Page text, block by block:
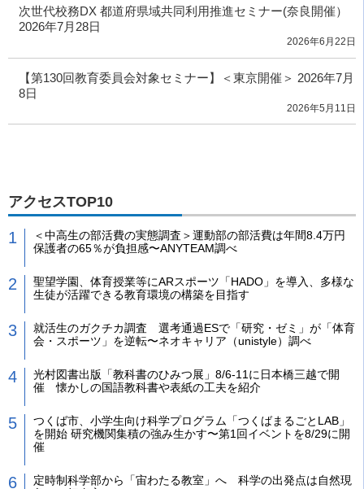
次世代校務DX 都道府県域共同利用推進セミナー(奈良開催）
2026年7月28日
2026年6月22日
【第130回教育委員会対象セミナー】＜東京開催＞ 2026年7月
8日
2026年5月11日
アクセスTOP10
＜中高生の部活費の実態調査＞運動部の部活費は年間8.4万円
保護者の65％が負担感〜ANYTEAM調べ
聖望学園、体育授業等にARスポーツ「HADO」を導入、多様な
生徒が活躍できる教育環境の構築を目指す
就活生のガクチカ調査 選考通過ESで「研究・ゼミ」が「体育
会・スポーツ」を逆転〜ネオキャリア（unistyle）調べ
光村図書出版「教科書のひみつ展」8/6-11に日本橋三越で開
催 懐かしの国語教科書や表紙の工夫を紹介
つくば市、小学生向け科学プログラム「つくばまるごとLAB」
を開始 研究機関集積の強み生かす〜第1回イベントを8/29に開
催
定時制科学部から「宙わたる教室」へ 科学の出発点は自然現